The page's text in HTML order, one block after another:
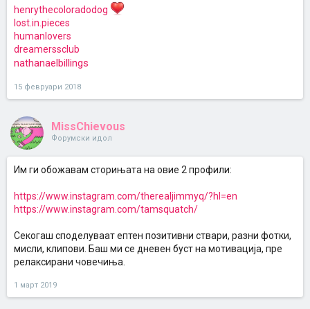
henrythecoloradodog
lost.in.pieces
humanlovers
dreamerssclub
nathanaelbillings
15 февруари 2018
MissChievous
Форумски идол
Им ги обожавам сторињата на овие 2 профили:
https://www.instagram.com/therealjimmyq/?hl=en
https://www.instagram.com/tamsquatch/
Секогаш споделуваат ептен позитивни ствари, разни фотки,
мисли, клипови. Баш ми се дневен буст на мотивација, пре
релаксирани човечиња.
1 март 2019